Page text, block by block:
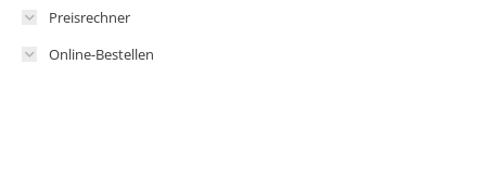
Preisrechner
Online-Bestellen